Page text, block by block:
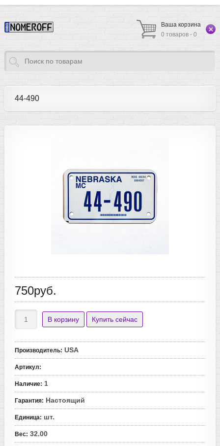
Ваша корзина
0 товаров - 0
44-490
750руб.
Производитель: USA
Артикул:
Наличие: 1
Гарантия: Настоящий
Единица: шт.
Вес: 32.00